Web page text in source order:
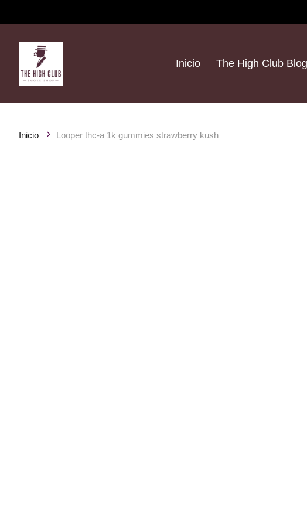
Inicio The High Club Blog
Inicio Looper thc-a 1k gummies strawberry kush